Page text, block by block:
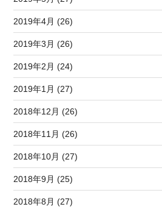
2019年4月 (26)
2019年3月 (26)
2019年2月 (24)
2019年1月 (27)
2018年12月 (26)
2018年11月 (26)
2018年10月 (27)
2018年9月 (25)
2018年8月 (27)